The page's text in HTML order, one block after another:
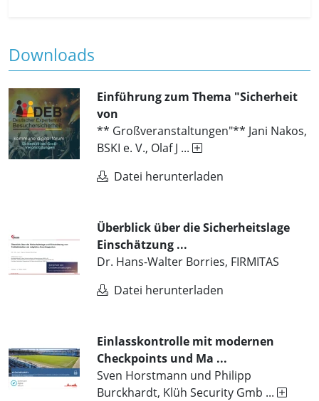
Downloads
Einführung zum Thema "Sicherheit
von
** Großveranstaltungen"** Jani Nakos,
BSKI e. V., Olaf J ...
Datei herunterladen
Überblick über die Sicherheitslage
Einschätzung ...
Dr. Hans-Walter Borries, FIRMITAS
Datei herunterladen
Einlasskontrolle mit modernen
Checkpoints und Ma ...
Sven Horstmann und Philipp
Burckhardt, Klüh Security Gmb ...